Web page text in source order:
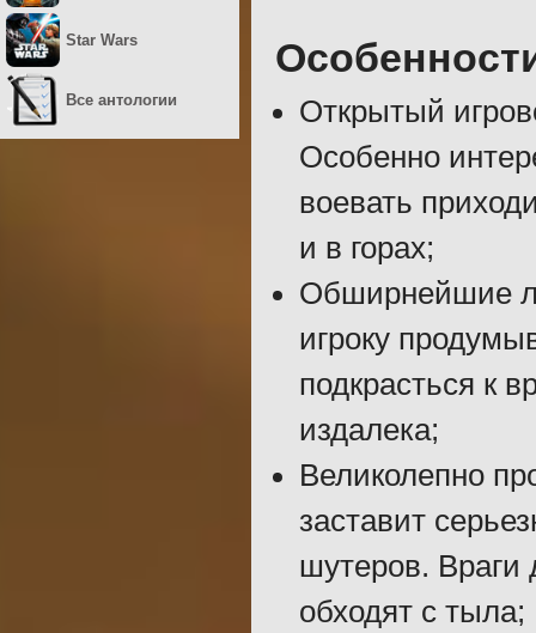
Открытый
Особенно
воевать
и в горах;
Обширнейшие
игроку
подкрасться к
издалека;
Великолепно
заставит
шутеров. Враги
обходят с тыла;
Star Wars
Все антологии